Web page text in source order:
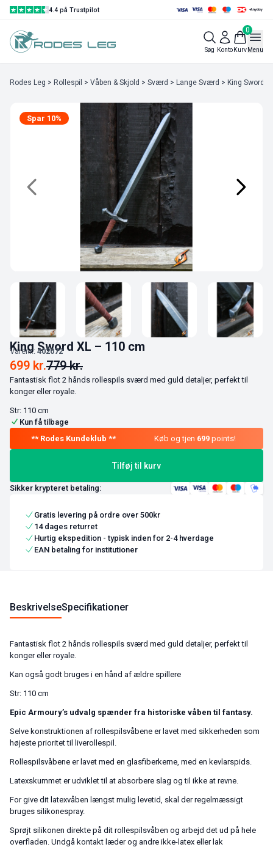
4.4 på Trustpilot
Søg Konto
0
KurvMenu
Rodes Leg > Rollespil > Våben & Skjold > Sværd > Lange Sværd > King Sword
Spar 10%
King Sword XL – 110 cm
Varenr.: 402072
779kr.
699 kr.
Fantastisk flot 2 hånds rollespils sværd med guld detaljer, perfekt til
konger eller royale.
Str: 110 cm
Kun få tilbage
Køb og tjen 699 points!
Tilføj til kurv
Sikker krypteret betaling:
Gratis levering på ordre over 500kr
14 dages returret
Hurtig ekspedition - typisk inden for 2-4 hverdage
EAN betaling for institutioner
BeskrivelseSpecifikationer
Fantastisk flot 2 hånds rollespils sværd med guld detaljer, perfekt til
konger eller royale.
Kan også godt bruges i en hånd af ældre spillere
Str: 110 cm
Epic Armoury’s udvalg spænder fra historiske våben til fantasy.
Selve konstruktionen af rollespilsvåbene er lavet med sikkerheden som
højeste prioritet til liverollespil.
Rollespilsvåbene er lavet med en glasfiberkerne, med en kevlarspids.
Latexskummet er udviklet til at absorbere slag og til ikke at revne.
For give dit latexvåben længst mulig levetid, skal der regelmæssigt
bruges silikonespray.
Sprøjt silikonen direkte på dit rollespilsvåben og arbejd det ud på hele
overfladen. Undgå kontakt læder og andre ikke-latex eller lak